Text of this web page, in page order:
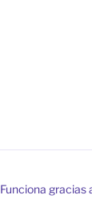
Funciona gracias